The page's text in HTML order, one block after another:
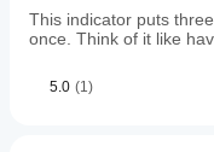
This indicator puts
once. Think of it like
5.0 (1)